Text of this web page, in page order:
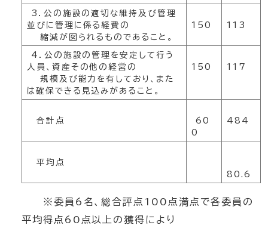
3．公の施設の適切な維持及び管理
並びに管理に係る経費の
縮減が図られるものであること。
150 113
4．公の施設の管理を安定して行う
人員、資産その他の経営の
規模及び能力を有しており、また
は確保できる見込みがあること。
150 117
合計点
60
0
484
平均点
80.6
※委員6名、総合評点100点満点で各委員の
平均得点60点以上の獲得により